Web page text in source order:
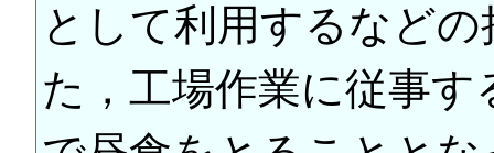
として利用するなど
た，工場作業に従事